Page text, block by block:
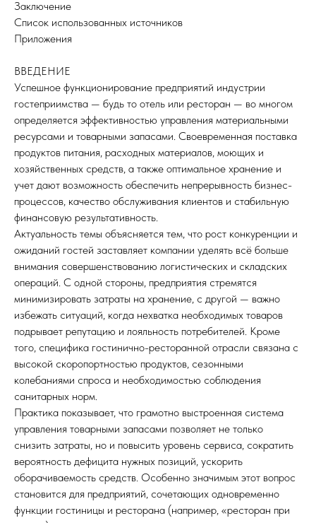
Заключение
Список использованных источников
Приложения
ВВЕДЕНИЕ
Успешное функционирование предприятий индустрии
гостеприимства — будь то отель или ресторан — во многом
определяется эффективностью управления материальными
ресурсами и товарными запасами. Своевременная поставка
продуктов питания, расходных материалов, моющих и
хозяйственных средств, а также оптимальное хранение и
учет дают возможность обеспечить непрерывность бизнес-
процессов, качество обслуживания клиентов и стабильную
финансовую результативность.
Актуальность темы объясняется тем, что рост конкуренции и
ожиданий гостей заставляет компании уделять всё больше
внимания совершенствованию логистических и складских
операций. С одной стороны, предприятия стремятся
минимизировать затраты на хранение, с другой — важно
избежать ситуаций, когда нехватка необходимых товаров
подрывает репутацию и лояльность потребителей. Кроме
того, специфика гостинично-ресторанной отрасли связана с
высокой скоропортностью продуктов, сезонными
колебаниями спроса и необходимостью соблюдения
санитарных норм.
Практика показывает, что грамотно выстроенная система
управления товарными запасами позволяет не только
снизить затраты, но и повысить уровень сервиса, сократить
вероятность дефицита нужных позиций, ускорить
оборачиваемость средств. Особенно значимым этот вопрос
становится для предприятий, сочетающих одновременно
функции гостиницы и ресторана (например, «ресторан при